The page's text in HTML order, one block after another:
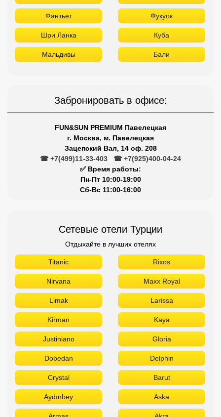
Фантьет Фукуок
Шри Ланка Куба
Мальдивы Бали
Забронировать в офисе:
FUN&SUN PREMIUM Павелецкая
г. Москва, м. Павелецкая
Зацепский Вал, 14 оф. 208
☎ +7(499)11-33-403
☎ +7(925)400-04-24
✅ Время работы:
Пн-Пт 10:00-19:00
Сб-Вс 11:00-16:00
Сетевые отели Турции
Отдыхайте в лучших отелях
Titanic Rixos
Nirvana Maxx Royal
Limak Larissa
Kirman Kaya
Justiniano Gloria
Dobedan Delphin
Crystal Barut
Aydınbey Aska